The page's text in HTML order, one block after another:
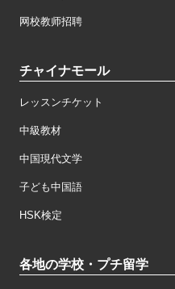
网校教师招聘
チャイナモール
レッスンチケット
中級教材
中国現代文学
子ども中国語
HSK検定
各地の学校・プチ留学